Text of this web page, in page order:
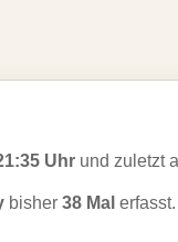
Uhr und zuletzt
bisher 38 Mal erfasst.